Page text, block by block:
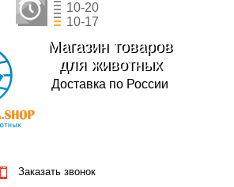
10-20
10-17
Магазин товаров
для животных
Доставка по России
Заказать звонок